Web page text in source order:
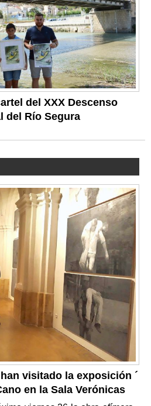
del XXX Descenso
del Río Segura
visitado la exposición ´
en la Sala Verónicas